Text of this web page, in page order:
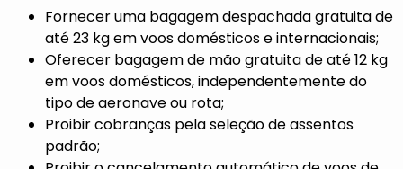
Fornecer uma bagagem despachada gratuita de
até 23 kg em voos domésticos e internacionais;
Oferecer bagagem de mão gratuita de até 12 kg
em voos domésticos, independentemente do
tipo de aeronave ou rota;
Proibir cobranças pela seleção de assentos
padrão;